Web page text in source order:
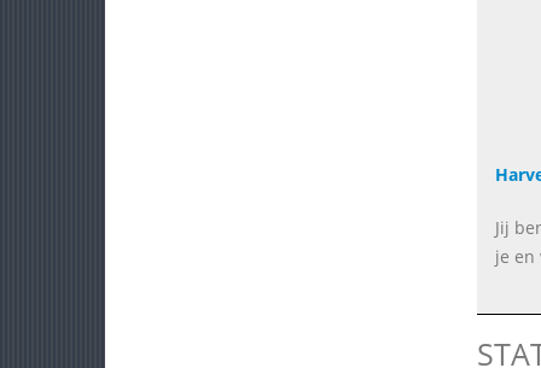
Jij
je en